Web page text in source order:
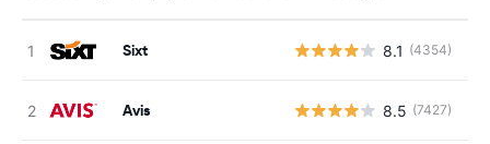
Sixt 8.1 (4354)
Avis 8.5 (7427)